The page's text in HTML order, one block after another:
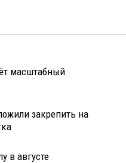
масштабный
закрепить на
в августе